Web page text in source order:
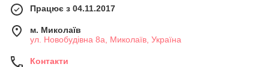
Працює з 04.11.2017
м. Миколаїв
ул. Новобудівна 8а, Миколаїв, Україна
Контакти